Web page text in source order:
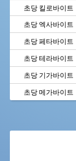
초당 킬로바이트
초당 엑사바이트
초당 페타바이트
초당 테라바이트
초당 기가바이트
초당 메가바이트